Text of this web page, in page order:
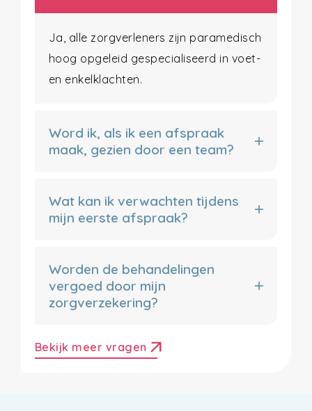
Ja, alle zorgverleners zijn paramedisch
hoog opgeleid gespecialiseerd in voet-
en enkelklachten.
Word ik, als ik een afspraak
maak, gezien door een team?
Wat kan ik verwachten tijdens
mijn eerste afspraak?
Worden de behandelingen
vergoed door mijn
zorgverzekering?
Bekijk meer vragen arrow_outward